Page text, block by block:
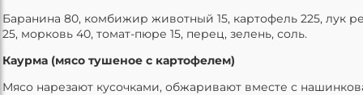
Баранина 80, комбижир животный 15, картофель 225, лук
25, морковь 40, томат-пюре 15, перец, зелень, соль.
Каурма (мясо тушеное с картофелем)
Мясо нарезают кусочками, обжаривают вместе с